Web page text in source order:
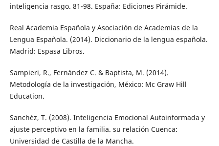
inteligencia rasgo. 81-98. España: Ediciones Pirámide.
Real Academia Española y Asociación de Academias de la
Lengua Española. (2014). Diccionario de la lengua española.
Madrid: Espasa Libros.
Sampieri, R., Fernández C. & Baptista, M. (2014).
Metodología de la investigación, México: Mc Graw Hill
Education.
Sanchéz, T. (2008). Inteligencia Emocional Autoinformada y
ajuste perceptivo en la familia. su relación Cuenca:
Universidad de Castilla de la Mancha.